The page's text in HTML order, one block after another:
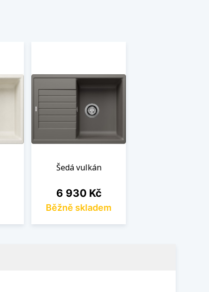
Šedá vulkán
Cena
6 930 Kč
Běžně skladem